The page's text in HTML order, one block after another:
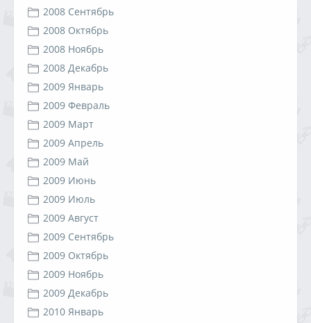
2008 Сентябрь
2008 Октябрь
2008 Ноябрь
2008 Декабрь
2009 Январь
2009 Февраль
2009 Март
2009 Апрель
2009 Май
2009 Июнь
2009 Июль
2009 Август
2009 Сентябрь
2009 Октябрь
2009 Ноябрь
2009 Декабрь
2010 Январь